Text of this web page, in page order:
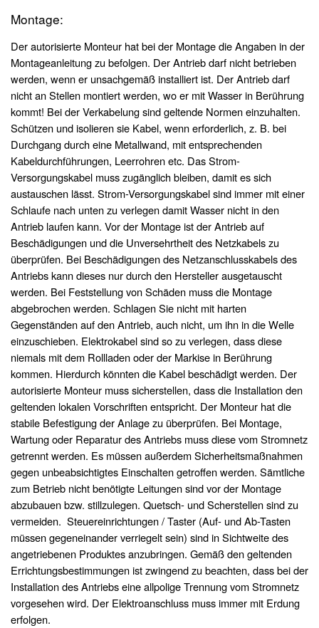
Montage:
Der autorisierte Monteur hat bei der Montage die Angaben in der
Montageanleitung zu befolgen. Der Antrieb darf nicht betrieben
werden, wenn er unsachgemäß installiert ist. Der Antrieb darf
nicht an Stellen montiert werden, wo er mit Wasser in Berührung
kommt! Bei der Verkabelung sind geltende Normen einzuhalten.
Schützen und isolieren sie Kabel, wenn erforderlich, z. B. bei
Durchgang durch eine Metallwand, mit entsprechenden
Kabeldurchführungen, Leerrohren etc. Das Strom-
Versorgungskabel muss zugänglich bleiben, damit es sich
austauschen lässt. Strom-Versorgungskabel sind immer mit einer
Schlaufe nach unten zu verlegen damit Wasser nicht in den
Antrieb laufen kann. Vor der Montage ist der Antrieb auf
Beschädigungen und die Unversehrtheit des Netzkabels zu
überprüfen. Bei Beschädigungen des Netzanschlusskabels des
Antriebs kann dieses nur durch den Hersteller ausgetauscht
werden. Bei Feststellung von Schäden muss die Montage
abgebrochen werden. Schlagen Sie nicht mit harten
Gegenständen auf den Antrieb, auch nicht, um ihn in die Welle
einzuschieben. Elektrokabel sind so zu verlegen, dass diese
niemals mit dem Rollladen oder der Markise in Berührung
kommen. Hierdurch könnten die Kabel beschädigt werden. Der
autorisierte Monteur muss sicherstellen, dass die Installation den
geltenden lokalen Vorschriften entspricht. Der Monteur hat die
stabile Befestigung der Anlage zu überprüfen. Bei Montage,
Wartung oder Reparatur des Antriebs muss diese vom Stromnetz
getrennt werden. Es müssen außerdem Sicherheitsmaßnahmen
gegen unbeabsichtigtes Einschalten getroffen werden. Sämtliche
zum Betrieb nicht benötigte Leitungen sind vor der Montage
abzubauen bzw. stillzulegen. Quetsch- und Scherstellen sind zu
vermeiden. Steuereinrichtungen / Taster (Auf- und Ab-Tasten
müssen gegeneinander verriegelt sein) sind in Sichtweite des
angetriebenen Produktes anzubringen. Gemäß den geltenden
Errichtungsbestimmungen ist zwingend zu beachten, dass bei der
Installation des Antriebs eine allpolige Trennung vom Stromnetz
vorgesehen wird. Der Elektroanschluss muss immer mit Erdung
erfolgen.